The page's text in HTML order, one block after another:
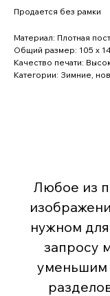
Продается без рамки
Материал: Плотная
Общий размер: 105 x
Качество печати:
Категории: Зимние,
Любое из
нужном
запросу
уменьшим